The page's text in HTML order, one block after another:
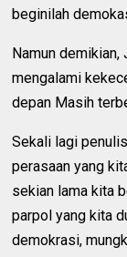
beginilah
Namun
mengalami
depan Masih
Sekali lagi
perasaan yang
sekian lama kita
parpol yang kita
demokrasi,